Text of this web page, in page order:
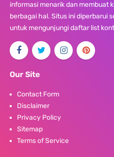
informasi menarik dan membuat
berbagai hal. Situs ini diperbarui
untuk mengunjungi daftar list
Our Site
Contact Form
Disclaimer
Privacy Policy
Sitemap
Terms of Service